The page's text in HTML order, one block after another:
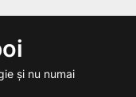
și nu numai